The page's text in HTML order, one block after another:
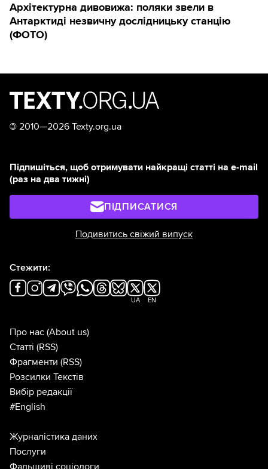
Архітектурна дивовижа: поляки звели в
Антарктиді незвичну дослідницьку станцію
(ФОТО)
© 2010—2026 Texty.org.ua
Підпишіться, щоб отримувати найкращі статті на e-mail
(раз на два тижні)
ПІДПИСАТИСЯ
Подивитись свіжий випуск
Стежити:
UA EN
Про нас (About us)
Статті (RSS)
Фрагменти (RSS)
Розсилки Текстів
Вибір редакції
#English
Журналістика даних
Послуги